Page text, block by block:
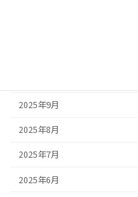
2025年9月
2025年8月
2025年7月
2025年6月